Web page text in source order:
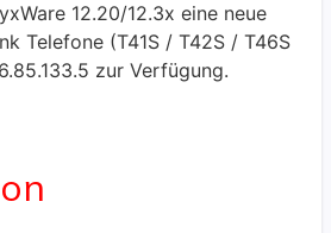
12.20/12.3x eine neue
Telefone (T41S / T42S / T46S
zur Verfügung.